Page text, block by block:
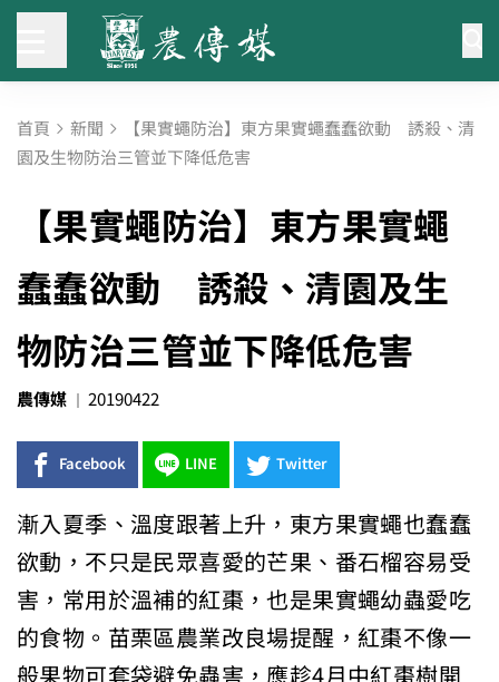
首頁 新聞 【果實蠅防治】東方果實蠅蠢蠢欲動 誘殺、清
園及生物防治三管並下降低危害
【果實蠅防治】東方果實蠅
蠢蠢欲動 誘殺、清園及生
物防治三管並下降低危害
農傳媒 20190422
Facebook LINE Twitter
漸入夏季、溫度跟著上升，東方果實蠅也蠢蠢
欲動，不只是民眾喜愛的芒果、番石榴容易受
害，常用於溫補的紅棗，也是果實蠅幼蟲愛吃
的食物。苗栗區農業改良場提醒，紅棗不像一